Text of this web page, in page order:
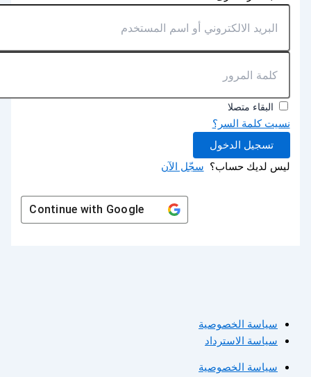
البقاء متصلا
نسيت كلمة السر؟
تسجيل الدخول
ليس لديك حساب؟ سجّل الآن
Continue withGoogle
سياسة الخصوصية
سياسة الاسترداد
سياسة الخصوصية